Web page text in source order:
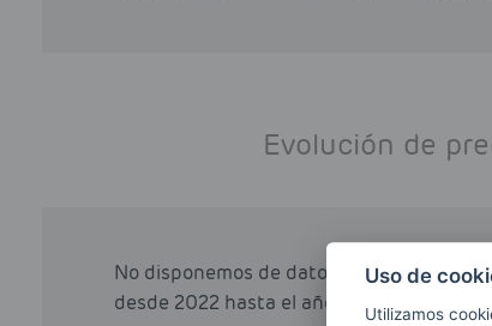
Evolución de
No disponemos de datos sobre la
desde 2022 hasta el año actual (2026).
Uso de
Utilizamos